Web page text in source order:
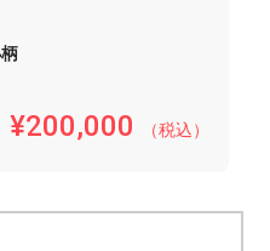
¥200,000 （税込）